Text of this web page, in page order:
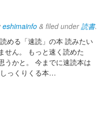
eshimainfo & filed under読書.
める「速読」の本 読みたい
せん。 もっと速く読めた
うかと。 今までに速読本は
っくりくる本…